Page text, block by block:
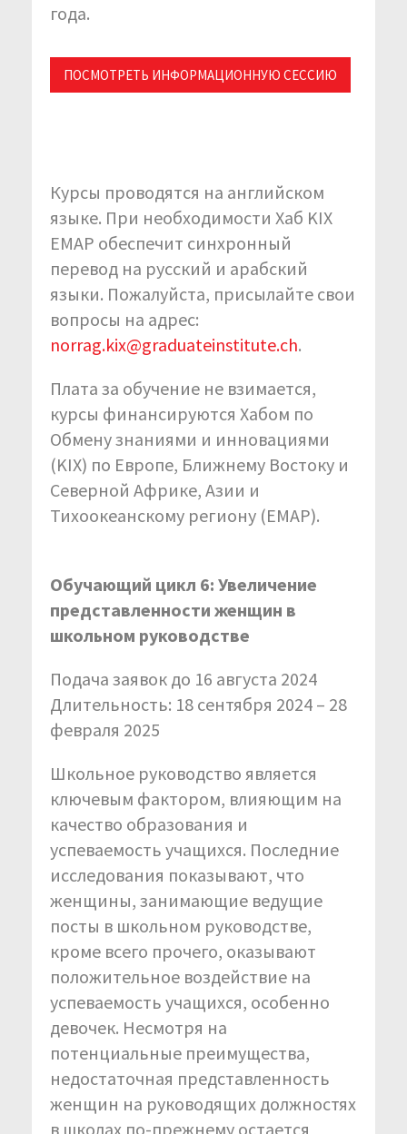
года.
ПОСМОТРЕТЬ ИНФОРМАЦИОННУЮ СЕССИЮ
Курсы проводятся на английском
языке. При необходимости Хаб KIX
EMAP обеспечит синхронный
перевод на русский и арабский
языки. Пожалуйста, присылайте свои
вопросы на адрес:
norrag.kix@graduateinstitute.ch.
Плата за обучение не взимается,
курсы финансируются Хабом по
Обмену знаниями и инновациями
(KIX) по Европе, Ближнему Востоку и
Северной Африке, Азии и
Тихоокеанскому региону (EMAP).
Обучающий цикл 6: Увеличение
представленности женщин в
школьном руководстве
Подача заявок до 16 августа 2024
Длительность: 18 сентября 2024 – 28
февраля 2025
Школьное руководство является
ключевым фактором, влияющим на
качество образования и
успеваемость учащихся. Последние
исследования показывают, что
женщины, занимающие ведущие
посты в школьном руководстве,
кроме всего прочего, оказывают
положительное воздействие на
успеваемость учащихся, особенно
девочек. Несмотря на
потенциальные преимущества,
недостаточная представленность
женщин на руководящих должностях
в школах по-прежнему остается